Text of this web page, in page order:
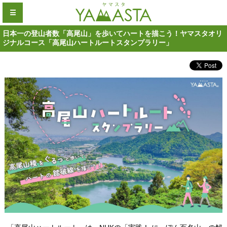
☰
日本一の登山者数「高尾山」を歩いてハートを描こう！ヤマスタオリ
ジナルコース「高尾山ハートルートスタンプラリー」